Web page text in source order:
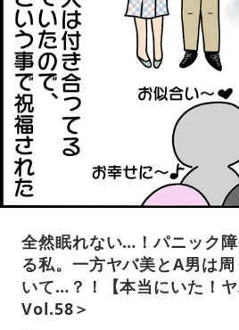
全然眠れない…！パニック
る私。一方ヤバ美とA男は
いて…？！【本当にいた！
Vol.58＞